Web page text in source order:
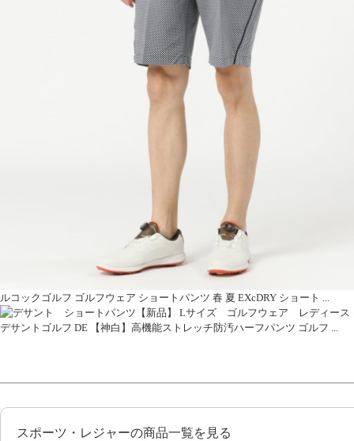
ルコックゴルフ ゴルフウェア ショートパンツ 春 夏 EXcDRY ショート ...
デサントゴルフ DE 【神白】高機能ストレッチ防汚ハーフパンツ ゴルフ ...
スポーツ・レジャーの商品一覧を見る